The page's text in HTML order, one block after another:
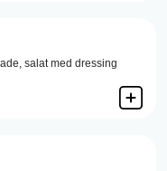
salat med dressing